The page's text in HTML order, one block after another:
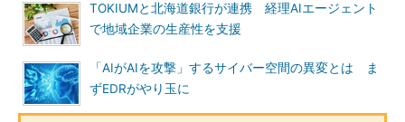
TOKIUMと北海道銀行が連携 経理AIエージェント
で地域企業の生産性を支援
「AIがAIを攻撃」するサイバー空間の異変とは ま
ずEDRがやり玉に